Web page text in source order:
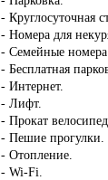
- Круглосуточная
- Номера для
- Семейные номера.
- Бесплатная
- Интернет.
- Лифт.
- Прокат
- Пешие прогулки.
- Отопление.
- Wi-Fi.